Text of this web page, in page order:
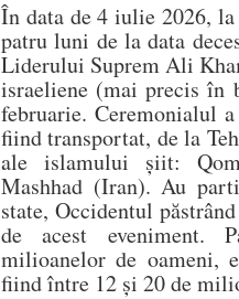
În data de 4 iulie 2026,
patru luni de la data
Liderului Suprem Ali
israeliene (mai precis în
februarie. Ceremonialul
fiind transportat, de la
ale islamului șiit:
Mashhad (Iran). Au
state, Occidentul
de acest eveniment.
milioanelor de oameni,
fiind între 12 și 20 de